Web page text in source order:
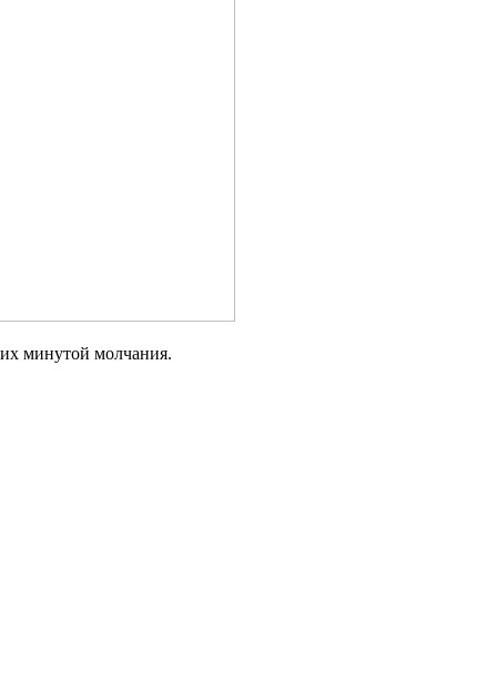
минутой молчания.